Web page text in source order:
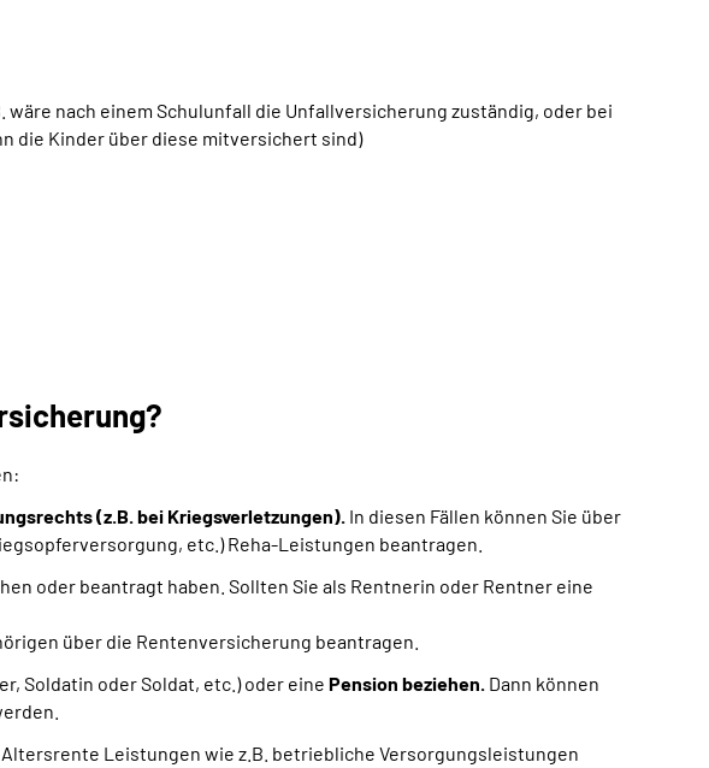
nach einem Schulunfall die Unfallversicherung zuständig, oder bei
die Kinder über diese mitversichert sind)
(z.B. bei Kriegsverletzungen). In diesen Fällen können Sie über
etc.) Reha-Leistungen beantragen.
oder beantragt haben. Sollten Sie als Rentnerin oder Rentner eine
über die Rentenversicherung beantragen.
Soldatin oder Soldat, etc.) oder eine Pension beziehen. Dann können
Altersrente Leistungen wie z.B. betriebliche Versorgungsleistungen